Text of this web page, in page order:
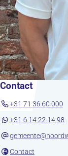
Contact
+31 71 36 60 000
+31 6 14 22 14 98
Contact